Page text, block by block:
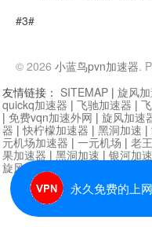
#3#
© 2026 小蓝鸟pvn加速器.
永久免费的上
友情链接： SITEMAP | 旋风
quickq加速器 | 飞驰加速器 |
| 免费vqn加速外网 | 旋风加速
器 |快柠檬加速器 | 黑洞加速 |
元机场加速器 | 一元机场 | 老
果加速器 | 黑洞加速 | 银河加
旋风加速器度器